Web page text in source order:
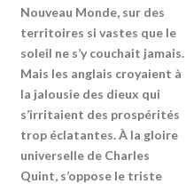
Nouveau Monde, sur des
territoires si vastes que le
soleil ne s’y couchait jamais.
Mais les anglais croyaient à
la jalousie des dieux qui
s’irritaient des prospérités
trop éclatantes. À la gloire
universelle de Charles
Quint, s’oppose le triste